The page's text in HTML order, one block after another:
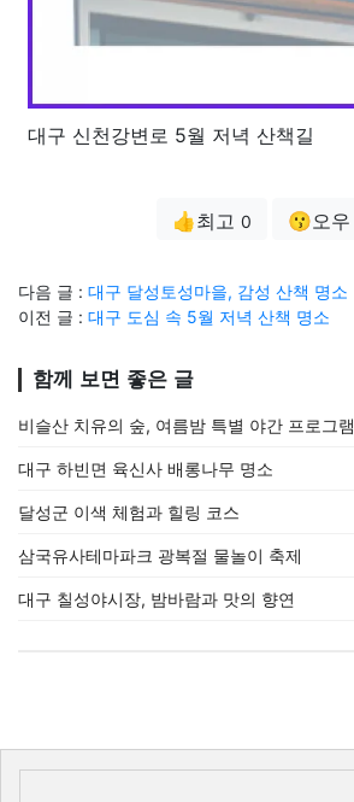
대구 신천강변로 5월 저녁 산책길
👍최고 0 😗오우
다음 글 : 대구 달성토성마을, 감성 산책 명소
이전 글 : 대구 도심 속 5월 저녁 산책 명소
함께 보면 좋은 글
비슬산 치유의 숲, 여름밤 특별 야간 프로그램
대구 하빈면 육신사 배롱나무 명소
달성군 이색 체험과 힐링 코스
삼국유사테마파크 광복절 물놀이 축제
대구 칠성야시장, 밤바람과 맛의 향연